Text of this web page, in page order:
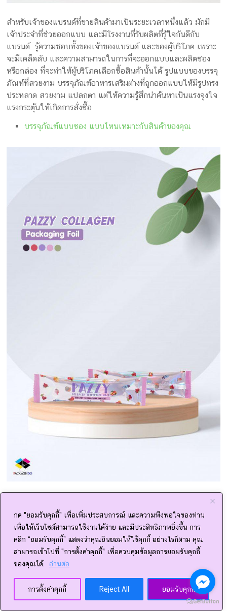
กด "ยอมรับคุกกี้" เพื่อเพิ่มประสบการณ์ และความพึงพอใจของท่าน
เพื่อให้เว็บไซต์สามารถใช้งานได้ง่าย และมีประสิทธิภาพยิ่งขึ้น การ
คลิก “ยอมรับคุกกี้” แสดงว่าคุณยินยอมให้ใช้คุกกี้ อย่างไรก็ตาม คุณ
สามารถเข้าไปที่ "การตั้งค่าคุกกี้" เพื่อควบคุมข้อมูลการยอมรับคุกกี้
ของคุณได้.
อ่านต่อ
การตั้งค่าคุกกี้ Reject All ยอมรับคุกกี้
สำหรับเจ้าของแบรนด์ที่ขายสินค้ามาเป็นระยะเวลาหนึ่งแล้ว มักมี
เจ้าประจำที่ช่วยออกแบบ และมีโรงงานที่รับผลิตที่รู้ใจกันดีกับ
แบรนด์ รู้ความชอบทั้งของเจ้าของแบรนด์ และของผู้บริโภค เพราะ
จะมีเคล็ดลับ และความสามารถในการที่จะออกแบบและผลิตซอง
หรือกล่อง ที่จะทำให้ผู้บริโภคเลือกซื้อสินค้านั้นได้ รูปแบบของบรรจุ
ภัณฑ์ที่สวยงาม บรรจุภัณฑ์อาหารเสริมต่างที่ถูกออกแบบให้มีรูปทรง
ประหลาด สวยงาม แปลกตา แต่ให้ความรู้สึกน่าค้นหาเป็นแรงจูงใจ
แรงกระตุ้นให้เกิดการสั่งซื้อ
บรรจุภัณฑ์แบบซอง แบบไหนเหมาะกับสินค้าของคุณ
จึงควรให้ความสำคัญกับการเลือกผู้รับผลิตบรรจุภัณฑ์ให้ดี แต่ทั้งนี้
การออกแบบซองอาหารเสริมให้ออกมาดูดีนั้น หลายแบรนด์ โดย
เฉพาะแบรนด์หน้าใหม่อาจจะยังไม่รู้ว่าจะทำอย่างไร เพราะ
ประสบการณ์ในท้องตลาดมีน้อย หรือปกติเคยใช้กล่องอาหารเสริม
ผลิตซองใส่ผงแต่อยากเลือกประหยัดและสะดวก เพื่อดึงดูดลูกค้า
อาจจะอยากเปลี่ยนเป็นเป็นแบบซอง แทนที่กล่องอาหารเสริมที่ดู
ผลิตกล่องอาหารเสริม
หากไม่ได้มาตรฐาน ไม่ได้คุณภาพ คง
ไม่มีลูกค้าหรือผู้บริโภคอยากหยิบซื้อหา ถึงแม้ผลิตภัณฑ์อาหารเสริม